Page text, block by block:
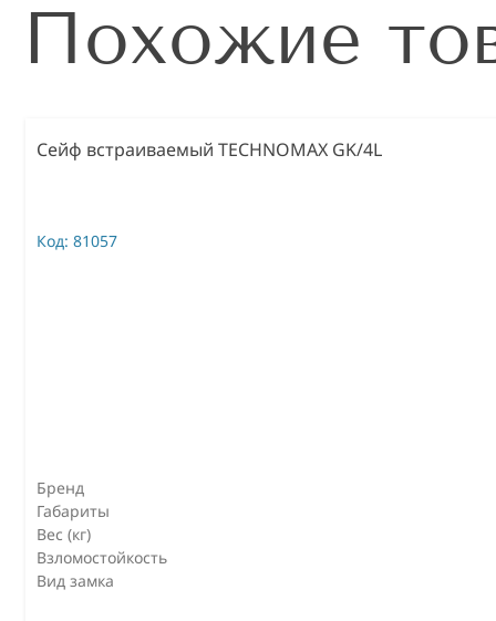
Похожие
Сейф встраиваемый TECHNOMAX GK/4L
Код: 81057
Бренд
Габариты
Вес (кг)
Взломостойкость
Вид замка